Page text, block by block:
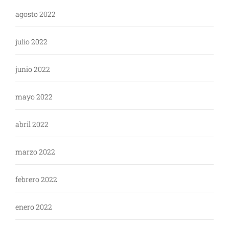
agosto 2022
julio 2022
junio 2022
mayo 2022
abril 2022
marzo 2022
febrero 2022
enero 2022